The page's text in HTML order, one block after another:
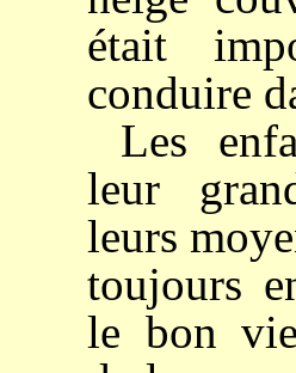
était
conduire
Les
leur
leurs
toujours
le bon